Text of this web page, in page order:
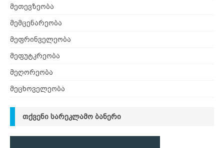
მეთევზეობა
მემცენარეობა
მეფრინველეობა
მეფუტკრეობა
მეღორეობა
მეცხოველეობა
ᲗᲥᲕᲔᲜᲘ ᲡᲐᲠᲔᲙᲚᲐᲛᲝ ᲑᲐᲜᲔᲠᲘ